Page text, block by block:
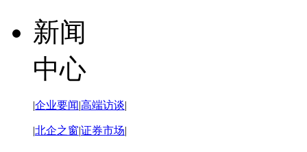
新闻
中心
|企业要闻|高端访谈|
|北企之窗|证券市场|